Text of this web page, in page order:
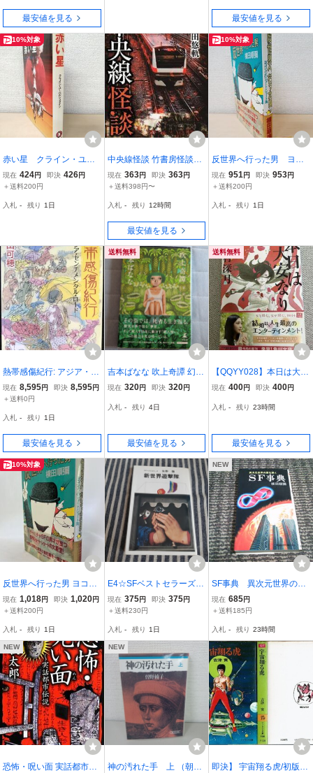
最安値を見る 最安値を見る
10%対象
赤い星 クライン・ユー
ベルシュタイン／著 ダ
イヤブックス 【TOKO6-
現在 424円 即決 426円
＋送料200円
入札 - 残り 1日
中央線怪談 竹書房怪談文
庫/吉田悠軌(著者)
現在 363円 即決 363円
＋送料398円〜
入札 - 残り 12時間
最安値を見る
10%対象
反世界へ行った男 ヨコ
ジュンのショート・ショ
ート集 横田順彌／著
現在 951円 即決 953円
＋送料200円
入札 - 残り 1日
熱帯感傷紀行: アジア・セ
ンチメンタル・ロード (角
川文庫 な 41-1)
現在 8,595円 即決 8,595円
＋送料0円
入札 - 残り 1日
最安値を見る
送料無料
吉本ばなな 吹上奇譚 幻冬
舎 哲学ホラー小説 書き下
現在 320円 即決 320円
入札 - 残り 4日
最安値を見る
送料無料
【QQYY028】本日は大安
なり 辻村深月 角川文庫
現在 400円 即決 400円
入札 - 残り 23時間
最安値を見る
10%対象
反世界へ行った男 ヨコジ
ュンのショート・ショー
ト集 横田順彌 徳間書店
現在 1,018円 即決 1,020円
＋送料200円
入札 - 残り 1日
E4☆SFベストセラーズ
新世界遊撃隊☆矢野徹☆
現在 375円 即決 375円
＋送料230円
入札 - 残り 1日
NEW
SF事典 異次元世界の扉
を開く 横田順彌
現在 685円
＋送料185円
入札 - 残り 23時間
NEW
恐怖・呪い面 実話都市伝
NEW
神の汚れた手 上 （朝日
即決】 宇宙翔る虎/初版